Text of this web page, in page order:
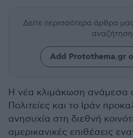
Δείτε περισσότερα άρθρα
Add Protothema.gr
Η νέα κλιμάκωση ανάμεσα
Πολιτείες και το Ιράν
ανησυχία στη διεθνή
αμερικανικές επιθέσεις